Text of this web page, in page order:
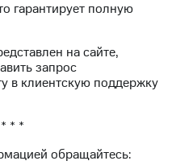
гарантирует полную
на сайте,
запрос
в клиентскую поддержку
* * *
обращайтесь: